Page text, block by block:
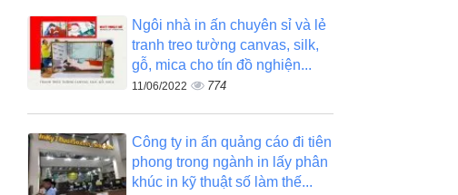
Ngôi nhà in ấn chuyên sỉ và lẻ
tranh treo tường canvas, silk,
gỗ, mica cho tín đồ nghiện...
11/06/2022 774
Công ty in ấn quảng cáo đi tiên
phong trong ngành in lấy phân
khúc in kỹ thuật số làm thế...